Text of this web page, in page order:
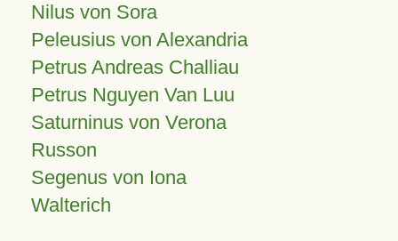
Nilus von Sora
Peleusius von Alexandria
Petrus Andreas Challiau
Petrus Nguyen Van Luu
Saturninus von Verona
Russon
Segenus von Iona
Walterich